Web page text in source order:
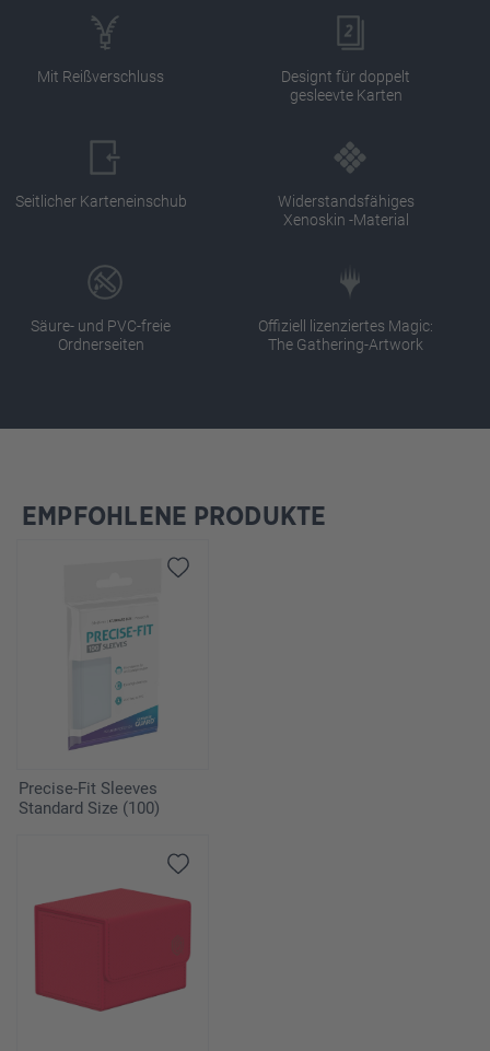
Mit Reißverschluss
Designt für doppelt
gesleevte Karten
Seitlicher Karteneinschub
Widerstandsfähiges
Xenoskin -Material
Säure- und PVC-freie
Ordnerseiten
Offiziell lizenziertes Magic:
The Gathering-Artwork
Produktgalerie überspringen
EMPFOHLENE PRODUKTE
Precise-Fit Sleeves
Standard Size (100)